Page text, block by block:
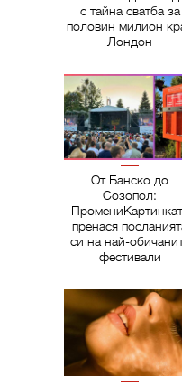
с тайна сватба за
половин милион
Лондон
От Банско до
Созопол:
пренася
си на най-
фестивали